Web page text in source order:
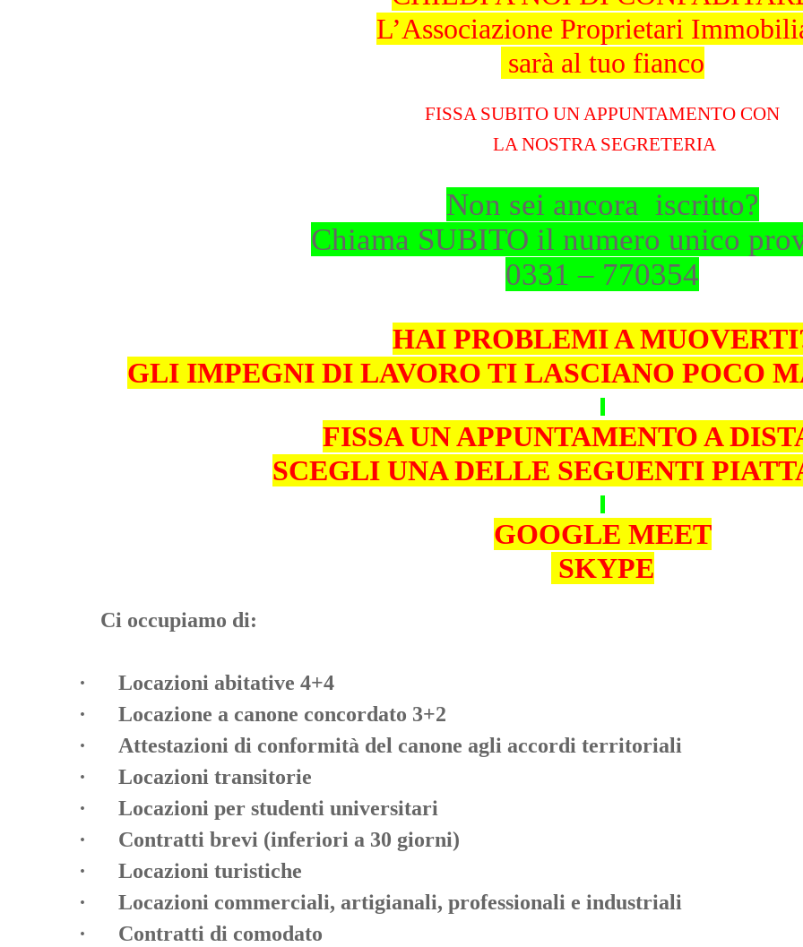
L’Associazione Proprietari
sarà al tuo fianco
FISSA SUBITO UN APPUNTAMENTO CON
LA NOSTRA SEGRETERIA
Non sei ancora iscritto?
Chiama SUBITO il numero unico
0331 – 770354
HAI PROBLEMI A
GLI IMPEGNI DI LAVORO TI LASCIANO POCO
FISSA UN APPUNTAMENTO A
SCEGLI UNA DELLE SEGUENTI
GOOGLE MEET
SKYPE
Ci occupiamo di:
· Locazioni abitative 4+4
· Locazione a canone concordato 3+2
· Attestazioni di conformità del canone agli accordi territoriali
· Locazioni transitorie
· Locazioni per studenti universitari
· Contratti brevi (inferiori a 30 giorni)
· Locazioni turistiche
· Locazioni commerciali, artigianali, professionali e industriali
· Contratti di comodato